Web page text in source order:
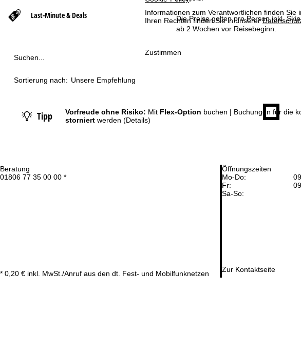
Informationen zum Verantwortlichen finden Sie
Ihren Rechten finden Sie in unserer
Zustimmen
Beratung
01806 77 35 00 00 *
* 0,20 € inkl. MwSt./Anruf aus den dt. Fest- und Mobilfunknetzen
Öffnungszeiten
Mo-Do:
Fr:
Sa-So:
Zur Kontaktseite
Last-Minute & Deals t
Die Preise gelten pro Person inkl.
ab 2 Wochen vor Reisebeginn.
Suchen...
Sortierung nach: Unsere Empfehlung
Tipp Vorfreude ohne Risiko: Mit Flex-Option buchen | Buchungen für die
storniertwerden (Details)